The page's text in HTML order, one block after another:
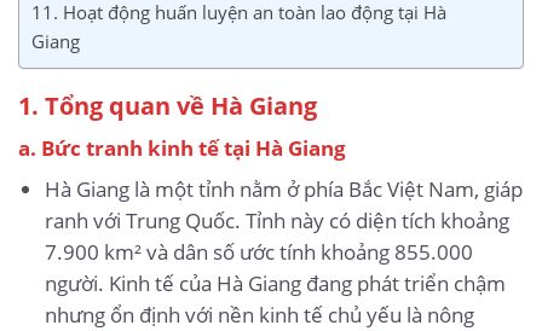
11. Hoạt động huấn luyện an toàn lao động tại Hà
Giang
1. Tổng quan về Hà Giang
a. Bức tranh kinh tếtại Hà Giang
Hà Giang là một tỉnh nằm ở phía Bắc Việt Nam, giáp
ranh với Trung Quốc. Tỉnh này có diện tích khoảng
7.900 km² và dân số ước tính khoảng 855.000
người. Kinh tế của Hà Giang đang phát triển chậm
nhưng ổn định với nền kinh tế chủ yếu là nông